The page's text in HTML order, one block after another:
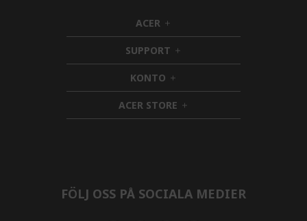
ACER h
i
d
d
e
n
SUPPORT h
i
d
d
e
n
KONTO h
i
d
d
ACER STORE h
i
FÖLJ OSS PÅ SOCIALA MEDIER